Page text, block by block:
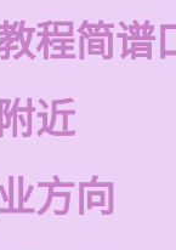
程简谱
近
方向